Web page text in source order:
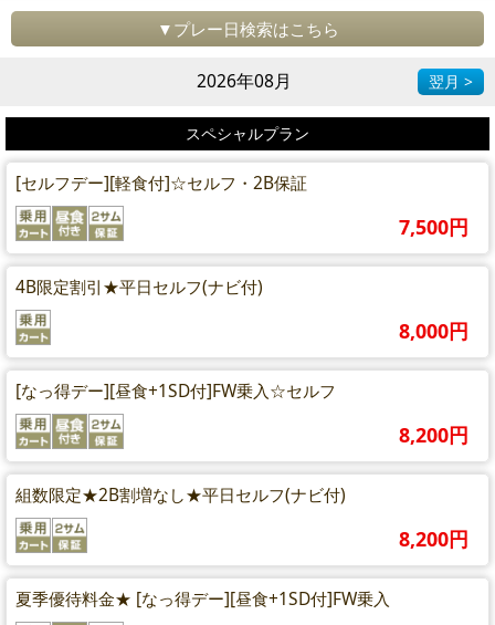
▼プレー日検索はこちら
2026年08月 翌月 >
スペシャルプラン
[セルフデー][軽食付]☆セルフ・2B保証
7,500円
4B限定割引★平日セルフ(ナビ付)
8,000円
[なっ得デー][昼食+1SD付]FW乗入☆セルフ
8,200円
組数限定★2B割増なし★平日セルフ(ナビ付)
8,200円
夏季優待料金★ [なっ得デー][昼食+1SD付]FW乗入